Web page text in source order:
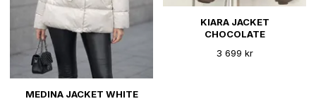
MEDINA JACKET WHITE
KIARA JACKET
CHOCOLATE
3 699 kr